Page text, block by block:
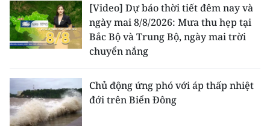
[Video] Dự báo thời tiết đêm nay và
ngày mai 8/8/2026: Mưa thu hẹp tại
Bắc Bộ và Trung Bộ, ngày mai trời
chuyển nắng
Chủ động ứng phó với áp thấp nhiệt
đới trên Biển Đông